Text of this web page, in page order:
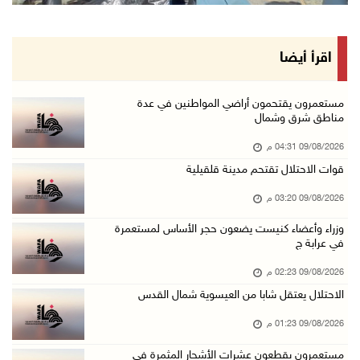
لجنة الانتخابات تبدأ تدريب طواقمها استعدادا ل ...
فتوح ينعى سفير فلسطين لدى مصر القائد الوطني د ...
الرئيس يستقبل رئيسة وأعضاء مجلس بلدي نابلس وي ...
09/آب/2026 02:30 م
وزراء وأعضاء كنيست يضعون حجر الأساس لمستعمرة ...
09/آب/2026 02:23 م
شاهين تودع السفير المصري وتثمن دور القاهرة ال ...
فضيتان وبرونزية لفلسطين في ثاني أيام بطولة ال ...
09/آب/2026 01:56 م
سلطات الاحتلال تقر باستشهاد الأسير ايهاب ديا ...
اقرأ أيضا
مستعمرون يقتحمون أراضي المواطنين في عدة
مناطق شرق وشمال
09/08/2026 04:31 م
قوات الاحتلال تقتحم مدينة قلقيلية
09/08/2026 03:20 م
وزراء وأعضاء كنيست يضعون حجر الأساس لمستعمرة
في عرابة ج
09/08/2026 02:23 م
الاحتلال يعتقل شابا من العيسوية شمال القدس
09/08/2026 01:23 م
مستعمرون يقطعون عشرات الأشجار المثمرة في